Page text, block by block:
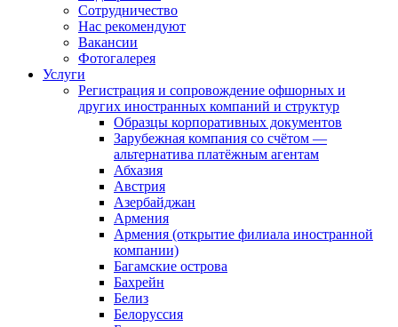
Сотрудничество
Нас рекомендуют
Вакансии
Фотогалерея
Услуги
Регистрация и сопровождение офшорных и
других иностранных компаний и структур
Образцы корпоративных документов
Зарубежная компания со счётом —
альтернатива платёжным агентам
Абхазия
Австрия
Азербайджан
Армения
Армения (открытие филиала иностранной
компании)
Багамские острова
Бахрейн
Белиз
Белоруссия